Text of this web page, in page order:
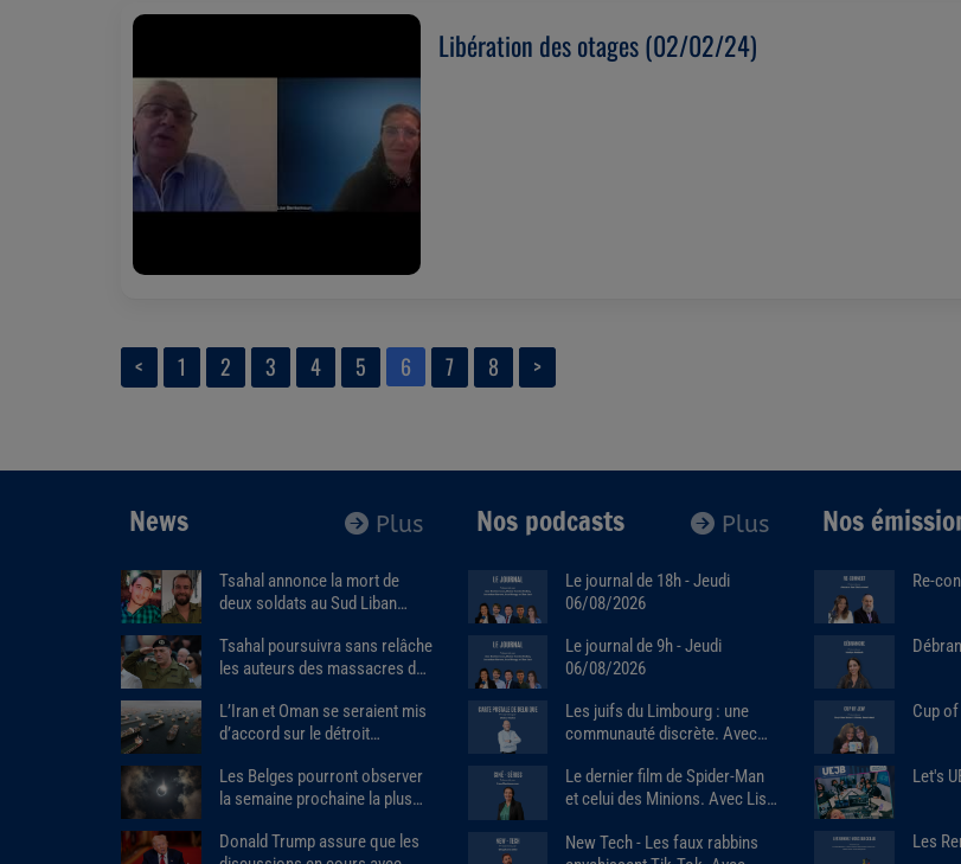
Libération des otages (02/02/24)
< 1 2 3 4 5 6 7 8 >
Plus
News
Tsahal annonce la mort de
deux soldats au Sud Liban
piégé.
Tsahal poursuivra sans relâche
les auteurs des massacres du
L’Iran et Oman se seraient mis
d’accord sur le détroit
Les Belges pourront observer
la semaine prochaine la plus
ces 27 dernières années.
Donald Trump assure que les
Plus
Nos podcasts
Le journal de 18h - Jeudi
06/08/2026
Le journal de 9h - Jeudi
06/08/2026
Les juifs du Limbourg : une
communauté discrète. Avec
Le dernier film de Spider-Man
et celui des Minions. Avec Lise
New Tech - Les faux rabbins
Nos
Re-
Cup
Let's
Les